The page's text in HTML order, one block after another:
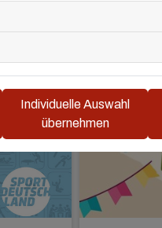
Individuelle Auswahl
übernehmen